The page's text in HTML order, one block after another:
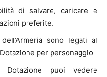
di salvare, caricare e
preferite.
sono legati al
per personaggio.
Dotazione puoi vedere